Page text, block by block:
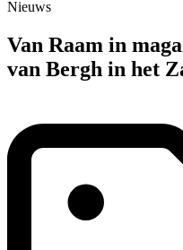
Nieuws
Van Raam in
van Bergh in het